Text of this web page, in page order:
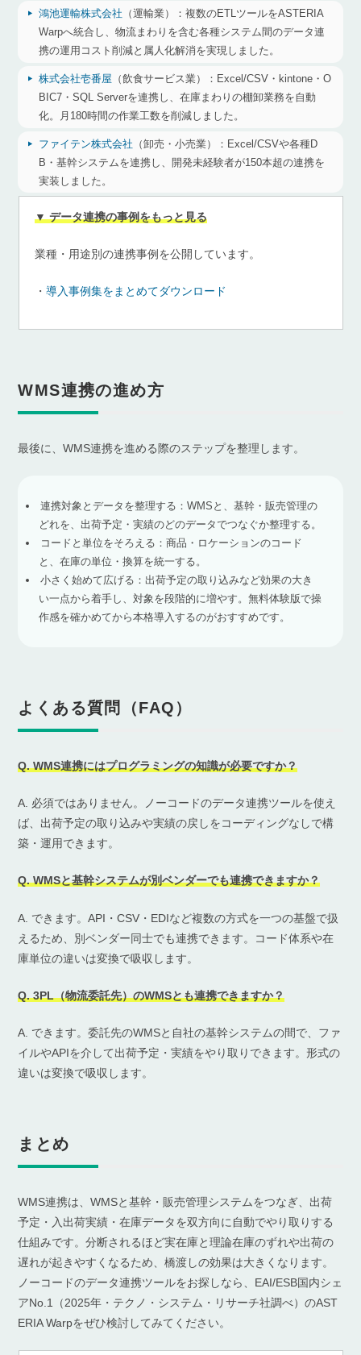
鴻池運輸株式会社 （運輸業）：複数のETLツールをASTERIA
Warpへ統合し、物流まわりを含む各種システム間のデータ連
携の運用コスト削減と属人化解消を実現しました。
株式会社壱番屋 （飲食サービス業）： Excel/CSV・kintone・O
BIC7・SQL Serverを連携し、在庫まわりの棚卸業務を自動
化。月180時間の作業工数を削減しました。
ファイテン株式会社 （卸売・小売業）： Excel/CSVや各種D
B・基幹システムを連携し、開発未経験者が150本超の連携を
実装しました。
▼ データ連携の事例をもっと見る
業種・用途別の連携事例を公開しています。
・ 導入事例集をまとめてダウンロード
WMS連携の進め方
最後に、WMS連携を進める際のステップを整理します。
連携対象とデータを整理する：WMSと、基幹・販売管理の
どれを、出荷予定・実績のどのデータでつなぐか整理する。
コードと単位をそろえる：商品・ロケーションのコード
と、在庫の単位・換算を統一する。
小さく始めて広げる：出荷予定の取り込みなど効果の大き
い一点から着手し、対象を段階的に増やす。無料体験版で操
作感を確かめてから本格導入するのがおすすめです。
よくある質問（FAQ）
Q. WMS連携にはプログラミングの知識が必要ですか？
A. 必須ではありません。ノーコードのデータ連携ツールを使え
ば、出荷予定の取り込みや実績の戻しをコーディングなしで構
築・運用できます。
Q. WMSと基幹システムが別ベンダーでも連携できますか？
A. できます。API・CSV・EDIなど複数の方式を一つの基盤で扱
えるため、別ベンダー同士でも連携できます。コード体系や在
庫単位の違いは変換で吸収します。
Q. 3PL（物流委託先）のWMSとも連携できますか？
A. できます。委託先のWMSと自社の基幹システムの間で、ファ
イルやAPIを介して出荷予定・実績をやり取りできます。形式の
違いは変換で吸収します。
まとめ
WMS連携は、WMSと基幹・販売管理システムをつなぎ、出荷
予定・入出荷実績・在庫データを双方向に自動でやり取りする
仕組みです。分断されるほど実在庫と理論在庫のずれや出荷の
遅れが起きやすくなるため、橋渡しの効果は大きくなります。
ノーコードのデータ連携ツールをお探しなら、EAI/ESB国内シェ
アNo.1（2025年・テクノ・システム・リサーチ社調べ）のAST
ERIA Warpをぜひ検討してみてください。